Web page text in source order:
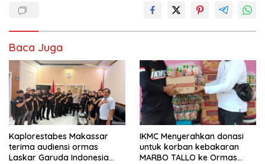
Baca Juga
Kaplorestabes Makassar
terima audiensi ormas
Laskar Garuda Indonesia
IKMC Menyerahkan donasi
untuk korban kebakaran
MARBO TALLO ke Ormas